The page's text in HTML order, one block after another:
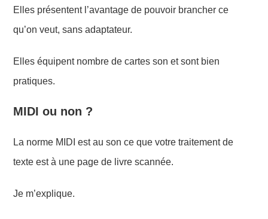
Elles présentent l’avantage de pouvoir brancher ce
qu’on veut, sans adaptateur.
Elles équipent nombre de cartes son et sont bien
pratiques.
MIDI ou non ?
La norme MIDI est au son ce que votre traitement de
texte est à une page de livre scannée.
Je m’explique.